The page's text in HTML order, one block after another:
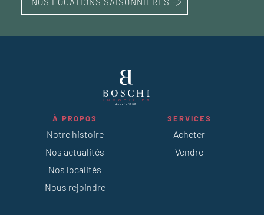
À PROPOS
Notre histoire
Nos actualités
Nos localités
Nous rejoindre
SERVICES
Acheter
Vendre